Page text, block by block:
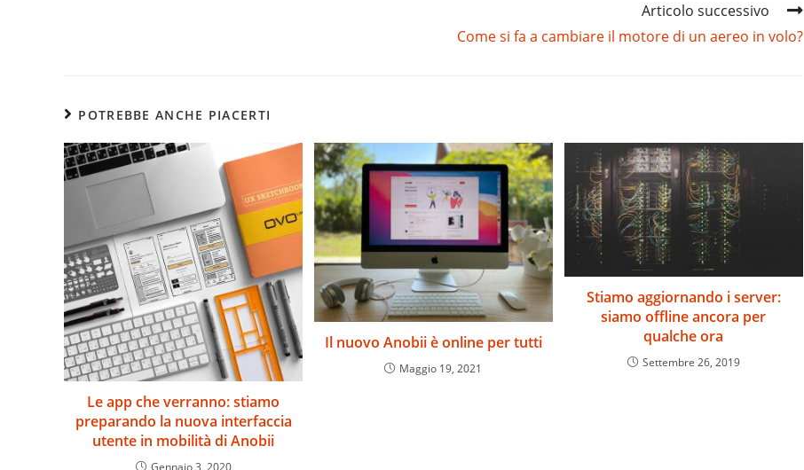
Articolo successivo
Come si fa a cambiare il motore di un aereo in volo?
POTREBBE ANCHE PIACERTI
Le app che verranno: stiamo
preparando la nuova interfaccia
utente in mobilità di Anobii
Il nuovo Anobii è online per tutti
Maggio 19, 2021
Stiamo aggiornando i server:
siamo offline ancora per
qualche ora
Settembre 26, 2019